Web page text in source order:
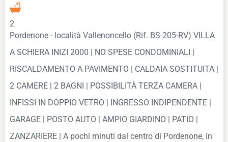
2
Pordenone - località Vallenoncello (Rif. BS-205-RV) VILLA
A SCHIERA INIZI 2000 | NO SPESE CONDOMINIALI |
RISCALDAMENTO A PAVIMENTO | CALDAIA SOSTITUITA |
2 CAMERE | 2 BAGNI | POSSIBILITÀ TERZA CAMERA |
INFISSI IN DOPPIO VETRO | INGRESSO INDIPENDENTE |
GARAGE | POSTO AUTO | AMPIO GIARDINO | PATIO |
ZANZARIERE | A pochi minuti dal centro di Pordenone, in